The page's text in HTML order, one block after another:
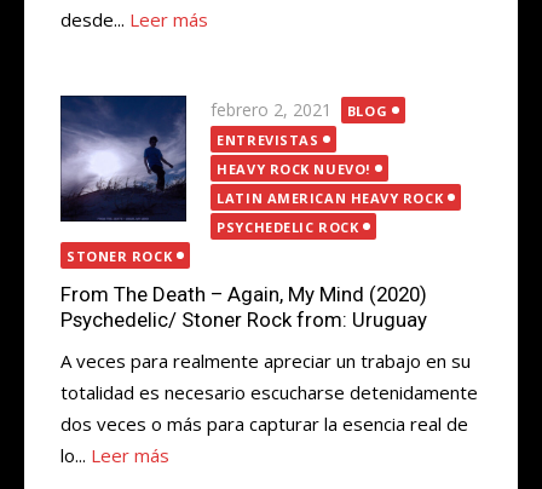
desde... Leer más
Publicada
el
febrero 2, 2021
BLOG
ENTREVISTAS
HEAVY ROCK NUEVO!
LATIN AMERICAN HEAVY ROCK
PSYCHEDELIC ROCK
STONER ROCK
From The Death – Again, My Mind (2020)
Psychedelic/ Stoner Rock from: Uruguay
A veces para realmente apreciar un trabajo en su
totalidad es necesario escucharse detenidamente
dos veces o más para capturar la esencia real de
lo... Leer más